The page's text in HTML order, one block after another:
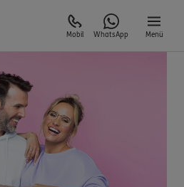
Mobil WhatsApp Menü